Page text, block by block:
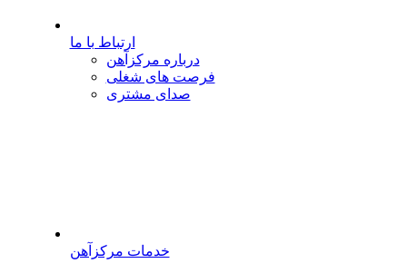
ارتباط با ما
درباره مرکزآهن
فرصت های شغلی
صدای مشتری
خدمات مرکزآهن